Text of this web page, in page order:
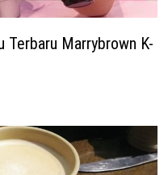
Terbaru Marrybrown K-